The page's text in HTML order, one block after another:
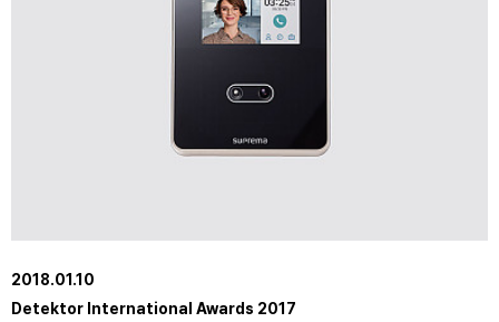
2018.01.10
Detektor International Awards 2017